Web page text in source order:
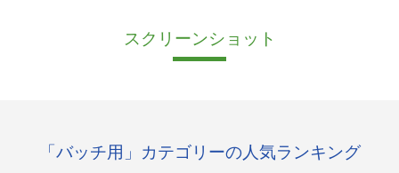
スクリーンショット
「バッチ用」カテゴリーの人気ランキング